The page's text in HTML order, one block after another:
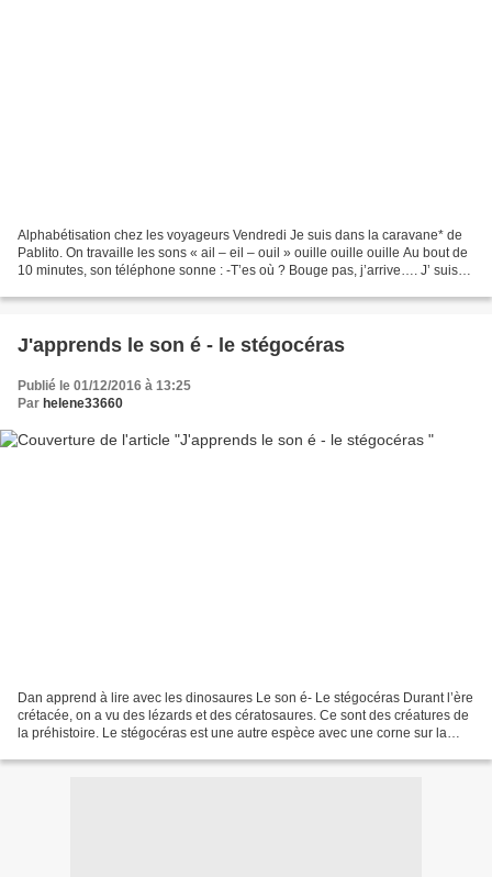
Alphabétisation chez les voyageurs Vendredi Je suis dans la caravane* de
Pablito. On travaille les sons « ail – eil – ouil » ouille ouille ouille Au bout de
10 minutes, son téléphone sonne : -T’es où ? Bouge pas, j’arrive…. J’ suis
J'apprends le son é - le stégocéras
Publié le 01/12/2016 à 13:25
Par helene33660
Dan apprend à lire avec les dinosaures Le son é- Le stégocéras Durant l’ère
crétacée, on a vu des lézards et des cératosaures. Ce sont des créatures de
la préhistoire. Le stégocéras est une autre espèce avec une corne sur la